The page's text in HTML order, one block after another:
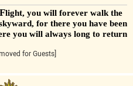
Flight, you will forever walk the
for there you have been
you will always long to return
[External Link Removed for Guests]